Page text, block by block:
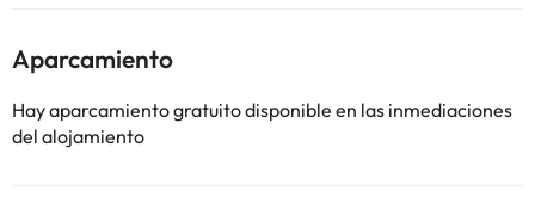
Aparcamiento
Hay aparcamiento gratuito disponible en las inmediaciones
del alojamiento